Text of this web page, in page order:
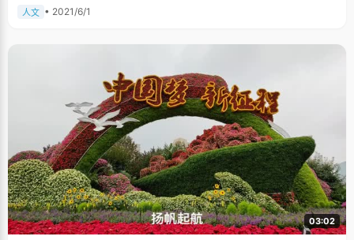
来她想明白了，为了自己的梦想而做的事情是无可厚非的，再次面对这些"怨
候，唱丽娜的班主任老师怕唱丽娜出现类似前一年的心态变化影响高考，于
放松一下。"我没有睡午觉的习惯，躺在床上怎么也睡不着，但又怕扶了老师
的好意，就假装睡觉，躺在床上偷偷的看小说，"唱丽娜说，"动漫《柯南》
就是在这时候看完的"。 本来基础就好，加上完全放松的心态和老师及时的引
导，唱丽娜第二次高考终于如愿考上了北京大学，并意外收获了状元头衔。
人文 • 2021/6/1
03:02